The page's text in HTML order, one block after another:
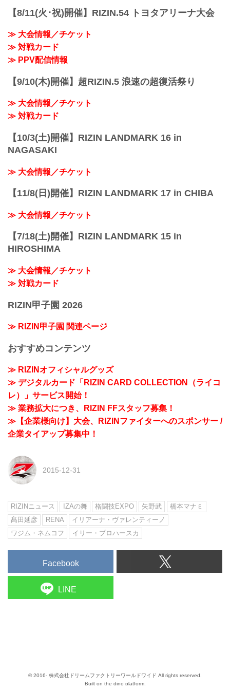
【8/11(火･祝)開催】RIZIN.54 トヨタアリーナ大会
≫ 大会情報／チケット
≫ 対戦カード
≫ PPV配信情報
【9/10(木)開催】超RIZIN.5 浪速の超復活祭り
≫ 大会情報／チケット
≫ 対戦カード
【10/3(土)開催】RIZIN LANDMARK 16 in
NAGASAKI
≫ 大会情報／チケット
【11/8(日)開催】RIZIN LANDMARK 17 in CHIBA
≫ 大会情報／チケット
【7/18(土)開催】RIZIN LANDMARK 15 in
HIROSHIMA
≫ 大会情報／チケット
≫ 対戦カード
RIZIN甲子園 2026
≫ RIZIN甲子園 関連ページ
おすすめコンテンツ
≫ RIZINオフィシャルグッズ
≫ デジタルカード「RIZIN CARD COLLECTION（ライコ
レ）」サービス開始！
≫ 業務拡大につき、RIZIN FFスタッフ募集！
≫【企業様向け】大会、RIZINファイターへのスポンサー /
企業タイアップ募集中！
2015-12-31
RIZINニュース IZAの舞 格闘技EXPO 矢野武
橋本マナミ
髙田延彦
RENA
イリアーナ・ヴァレンティーノ
ワジム・ネムコフ
イリー・プロハースカ
Facebook
LINE
© 2016- 株式会社ドリームファクトリーワールドワイド All rights reserved.
Built on the dino platform.